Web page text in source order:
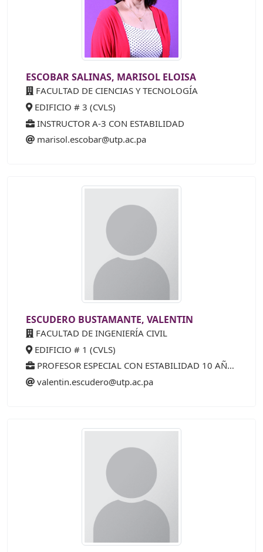
ESCOBAR SALINAS, MARISOL ELOISA
FACULTAD DE CIENCIAS Y TECNOLOGÍA
EDIFICIO # 3 (CVLS)
INSTRUCTOR A-3 CON ESTABILIDAD
marisol.escobar@utp.ac.pa
ESCUDERO BUSTAMANTE, VALENTIN
FACULTAD DE INGENIERÍA CIVIL
EDIFICIO # 1 (CVLS)
PROFESOR ESPECIAL CON ESTABILIDAD 10 AÑOS (15%)
valentin.escudero@utp.ac.pa